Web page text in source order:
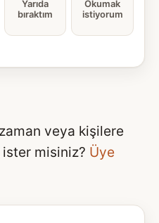
Yarıda
bıraktım
Okumak
istiyorum
veya kişilere
misiniz? Üye